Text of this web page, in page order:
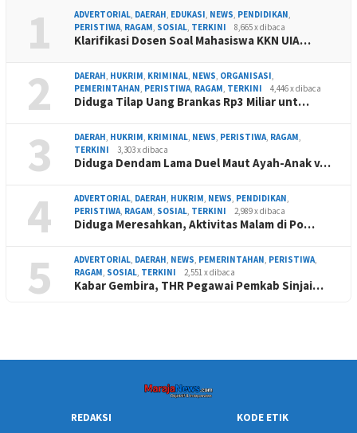
1 ADVERTORIAL, DAERAH, EDUKASI, NEWS, PENDIDIKAN,
PERISTIWA, RAGAM, SOSIAL, TERKINI 8,665 x dibaca
Klarifikasi Dosen Soal Mahasiswa KKN UIA…
2 DAERAH, HUKRIM, KRIMINAL, NEWS, ORGANISASI,
PEMERINTAHAN, PERISTIWA, RAGAM, TERKINI 4,446 x dibaca
Diduga Tilap Uang Brankas Rp3 Miliar unt…
3 DAERAH, HUKRIM, KRIMINAL, NEWS, PERISTIWA, RAGAM,
TERKINI
3,303 x dibaca
Diduga Dendam Lama Duel Maut Ayah-Anak v…
4 ADVERTORIAL, DAERAH, HUKRIM, NEWS, PENDIDIKAN,
PERISTIWA, RAGAM, SOSIAL, TERKINI 2,989 x dibaca
Diduga Meresahkan, Aktivitas Malam di Po…
5 ADVERTORIAL, DAERAH, NEWS, PEMERINTAHAN, PERISTIWA,
RAGAM, SOSIAL, TERKINI 2,551 x dibaca
Kabar Gembira, THR Pegawai Pemkab Sinjai…
REDAKSI KODE ETIK